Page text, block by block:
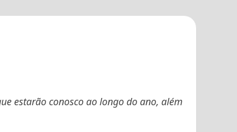
estarão conosco ao longo do ano, além